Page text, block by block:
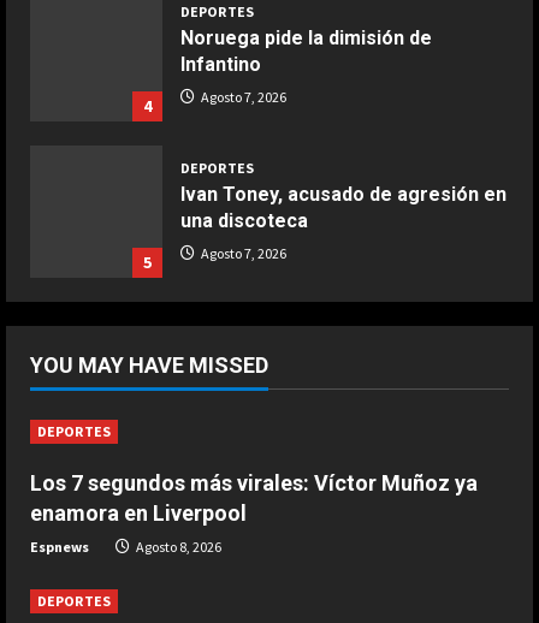
COCINA
Buñuelos de alcachofas
5
COCINA
Ternera guisada con senderuelas
4
DEPORTES
Noruega pide la dimisión de
Infantino
Agosto 7, 2026
5
DEPORTES
Ivan Toney, acusado de agresión en
una discoteca
Agosto 7, 2026
seleccionador de Bélgica, sobre
Courtois
DEPORTES
Los 7 segundos más virales: Víctor
Muñoz ya enamora en Liverpool
YOU MAY HAVE MISSED
DEPORTES
Los 7 segundos más virales: Víctor Muñoz ya
enamora en Liverpool
Espnews Agosto 8, 2026
DEPORTES